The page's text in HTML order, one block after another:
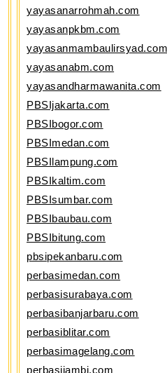
yayasanarrohmah.com
yayasanpkbm.com
yayasanmambaulirsyad.com
yayasanabm.com
yayasandharmawanita.com
PBSIjakarta.com
PBSIbogor.com
PBSImedan.com
PBSIlampung.com
PBSIkaltim.com
PBSIsumbar.com
PBSIbaubau.com
PBSIbitung.com
pbsipekanbaru.com
perbasimedan.com
perbasisurabaya.com
perbasibanjarbaru.com
perbasiblitar.com
perbasimagelang.com
perbasijambi.com